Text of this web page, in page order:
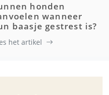
honden
wanneer
baasje gestrest is?
het artikel